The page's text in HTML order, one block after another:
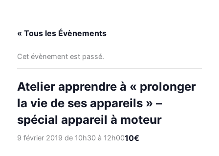
« Tous les Évènements
Cet évènement est passé.
Atelier apprendre à « prolonger
la vie de ses appareils » –
spécial appareil à moteur
9 février 2019 de 10h30à 12h0010€